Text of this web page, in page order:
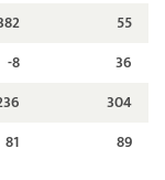
55
-8
36
304
81 89